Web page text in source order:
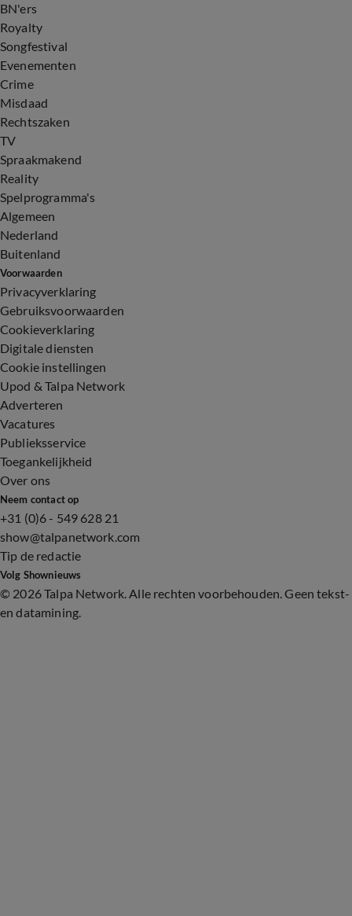
BN'ers
Royalty
Songfestival
Evenementen
Crime
Misdaad
Rechtszaken
TV
Spraakmakend
Reality
Spelprogramma's
Algemeen
Nederland
Buitenland
Voorwaarden
Privacyverklaring
Gebruiksvoorwaarden
Cookieverklaring
Digitale diensten
Cookie instellingen
Upod & Talpa Network
Adverteren
Vacatures
Publieksservice
Toegankelijkheid
Over ons
Neem contact op
+31 (0)6 - 549 628 21
show@talpanetwork.com
Tip de redactie
Volg Shownieuws
© 2026 Talpa Network. Alle rechten voorbehouden. Geen tekst-
en datamining.